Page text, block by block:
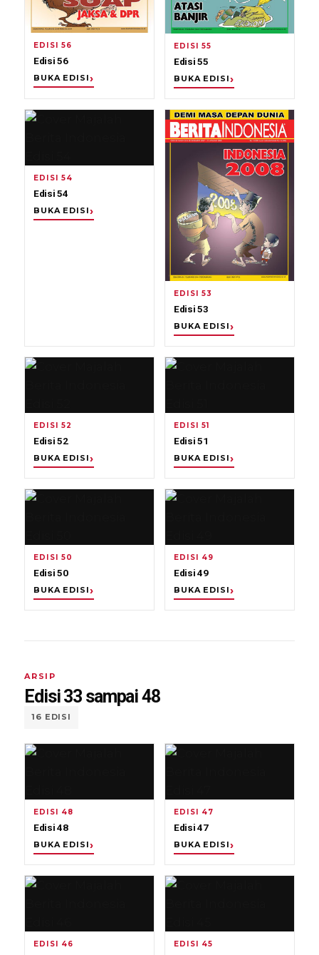
EDISI 56
Edisi 56
BUKA EDISI
EDISI 55
Edisi 55
BUKA EDISI
EDISI 54
Edisi 54
BUKA EDISI
EDISI 53
Edisi 53
BUKA EDISI
EDISI 52
Edisi 52
BUKA EDISI
EDISI 51
Edisi 51
BUKA EDISI
EDISI 50
Edisi 50
BUKA EDISI
EDISI 49
Edisi 49
BUKA EDISI
ARSIP
Edisi 33 sampai 48
16 EDISI
EDISI 48
Edisi 48
BUKA EDISI
EDISI 47
Edisi 47
BUKA EDISI
EDISI 46 EDISI 45